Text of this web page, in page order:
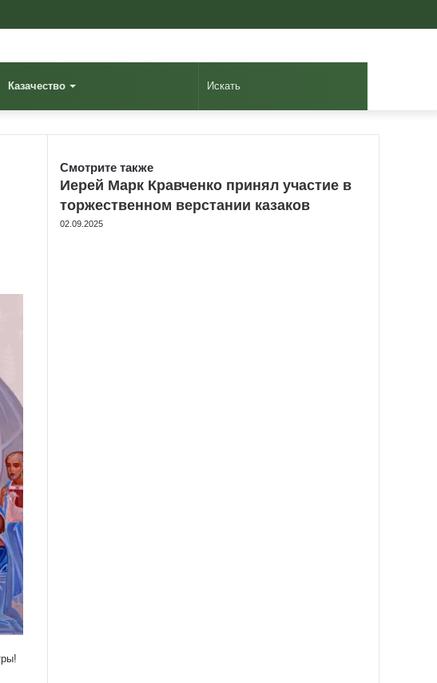
Казачество
Смотрите также
Close
Иерей Марк Кравченко принял участие в
торжественном верстании казаков
02.09.2025